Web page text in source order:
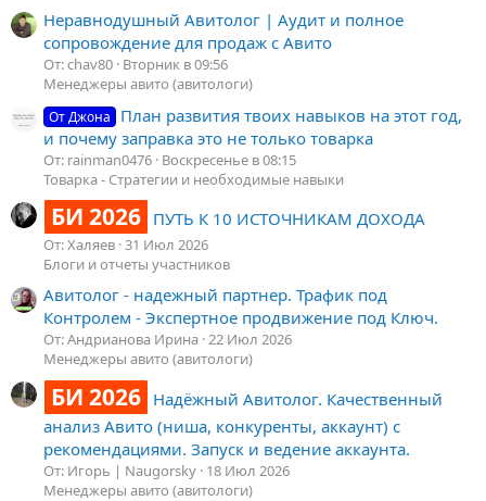
Неравнодушный Авитолог | Аудит и полное
сопровождение для продаж с Авито
От: chav80 Вторник в 09:56
Менеджеры авито (авитологи)
От Джона
План развития твоих навыков на этот год,
и почему заправка это не только товарка
От: rainman0476 Воскресенье в 08:15
Товарка - Стратегии и необходимые навыки
БИ 2026 ПУТЬ К 10 ИСТОЧНИКАМ ДОХОДА
От: Халяев 31 Июл 2026
Блоги и отчеты участников
Авитолог - надежный партнер. Трафик под
Контролем - Экспертное продвижение под Ключ.
От: Андрианова Ирина 22 Июл 2026
Менеджеры авито (авитологи)
БИ 2026 Надёжный Авитолог. Качественный
анализ Авито (ниша, конкуренты, аккаунт) с
рекомендациями. Запуск и ведение аккаунта.
От: Игорь | Naugorsky 18 Июл 2026
Менеджеры авито (авитологи)